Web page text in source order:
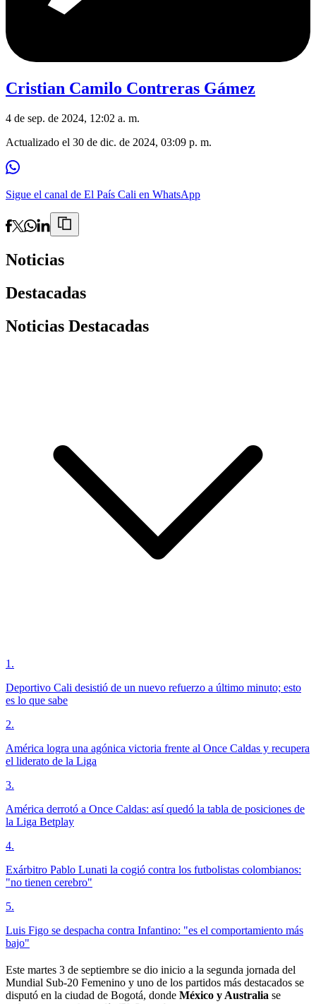
Cristian Camilo Contreras Gámez
4 de sep. de 2024, 12:02 a. m.
Actualizado el 30 de dic. de 2024, 03:09 p. m.
Sigue el canal de El País Cali en WhatsApp
Noticias
Destacadas
Noticias Destacadas
1 .
Deportivo Cali desistió de un nuevo refuerzo a último minuto; esto
es lo que sabe
2.
América logra una agónica victoria frente al Once Caldas y recupera
el liderato de la Liga
3.
América derrotó a Once Caldas: así quedó la tabla de posiciones de
la Liga Betplay
4.
Exárbitro Pablo Lunati la cogió contra los futbolistas colombianos:
"no tienen cerebro"
5.
Luis Figo se despacha contra Infantino: "es el comportamiento más
bajo"
Este martes 3 de septiembre se dio inicio a la segunda jornada del
Mundial Sub-20 Femenino y uno de los partidos más destacados se
disputó en la ciudad de Bogotá, donde México y Australia se